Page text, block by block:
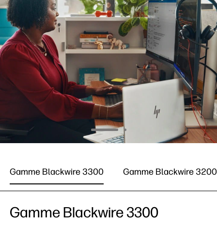
Gamme Blackwire 3300 Gamme Blackwire 3200
Gamme Blackwire 3300